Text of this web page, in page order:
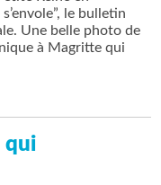
le bulletin
Une belle photo de
à Magritte qui
qui